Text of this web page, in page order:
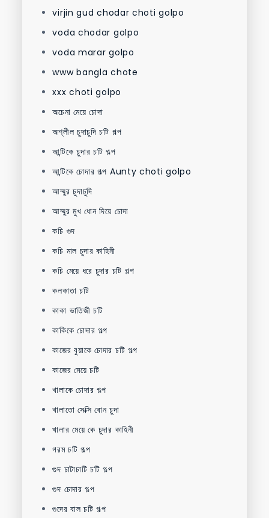
virjin gud chodar choti golpo
voda chodar golpo
voda marar golpo
www bangla chote
xxx choti golpo
অচেনা মেয়ে চোদা
অশ্লীল চুদাচুদি চটি গল্প
আন্টিকে চুদার চটি গল্প
আন্টিকে চোদার গল্প Aunty choti golpo
আম্মুর চুদাচুদি
আম্মুর মুখ ধোন দিয়ে চোদা
কচি গুদ
কচি মাল চুদার কাহিনী
কচি মেয়ে ধরে চুদার চটি গল্প
কলকাতা চটি
কাকা ভাতিজী চটি
কাকিকে চোদার গল্প
কাজের বুয়াকে চোদার চটি গল্প
কাজের মেয়ে চটি
খালাকে চোদার গল্প
খালাতো সেক্সি বোন চুদা
খালার মেয়ে কে চুদার কাহিনী
গরম চটি গল্প
গুদ চাটাচাটি চটি গল্প
গুদ চোদার গল্প
গুদের বাল চটি গল্প